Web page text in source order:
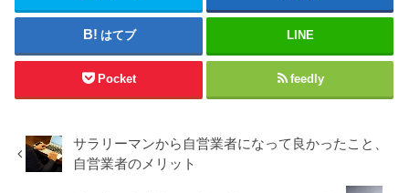
はてブ LINE
Pocket feedly
サラリーマンから自営業者になって良かったこと、
自営業者のメリット